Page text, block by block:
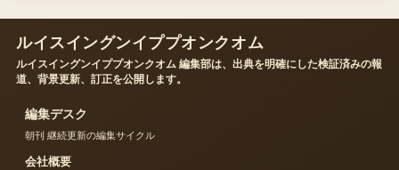
ルイスイングンイププオンクオム
ルイスイングンイププオンクオム 編集部は、出典を明確にした検証済みの報
道、背景更新、訂正を公開します。
編集デスク
朝刊 継続更新の編集サイクル
会社概要